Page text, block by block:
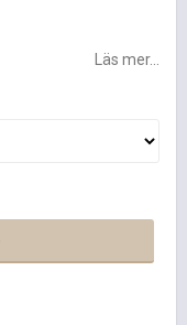
Läs mer...